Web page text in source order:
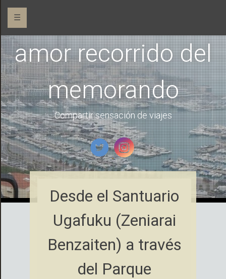
☰
amor recorrido del
memorando
Compartir sensación de viajes
Desde el Santuario
Ugafuku (Zeniarai
Benzaiten) a través
del Parque